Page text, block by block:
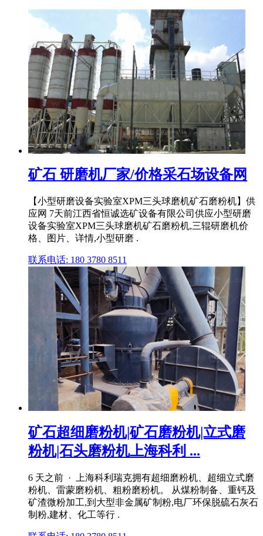
矿石 研磨机厂家/价格采石场设备网
【小型研磨设备实验室XPM三头球磨机矿石磨粉机】供
应网 7天前江西省恒诚选矿设备有限公司供应小型研磨
设备实验室XPM三头球磨机矿石磨粉机,三辊研磨机价
格、图片、详情,小型研磨 .
联系电话: 180 3780 8511
矿石超细磨粉机|矿石磨粉机|立式磨
粉机|石头磨粉机上海科利 ...
6 天之前 · 上海科利瑞克拥有超细磨粉机、超细立式磨
粉机、雷蒙磨粉机、粗粉磨粉机。 从煤粉制备、重钙及
矿渣微粉加工,到大型非金属矿制粉,电厂环保脱硫石灰石
制粉,建材、化工等行 .